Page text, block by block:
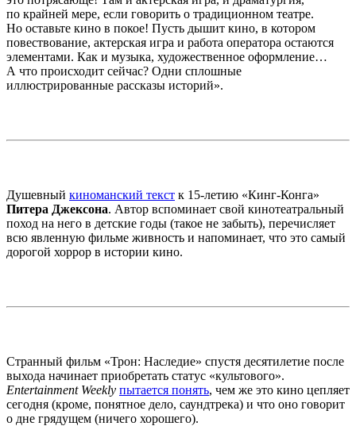
по крайней мере, если говорить о традиционном театре.
Но оставьте кино в покое! Пусть дышит кино, в котором
повествование, актерская игра и работа оператора остаются
элементами. Как и музыка, художественное оформление…
А что происходит сейчас? Одни сплошные
иллюстрированные рассказы историй».
Душевный киноманский текст к 15-летию «Кинг-Конга»
Питера Джексона. Автор вспоминает свой кинотеатральный
поход на него в детские годы (такое не забыть), перечисляет
всю явленную фильме живность и напоминает, что это самый
дорогой хоррор в истории кино.
Странный фильм «Трон: Наследие» спустя десятилетие после
выхода начинает приобретать статус «культового».
Entertainment Weekly пытается понять, чем же это кино цепляет
сегодня (кроме, понятное дело, саундтрека) и что оно говорит
о дне грядущем (ничего хорошего).